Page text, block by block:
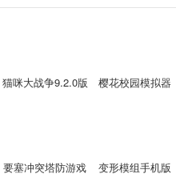
猫咪大战争9.2.0版
樱花校园模拟器
要塞冲突塔防游戏 变形模组手机版